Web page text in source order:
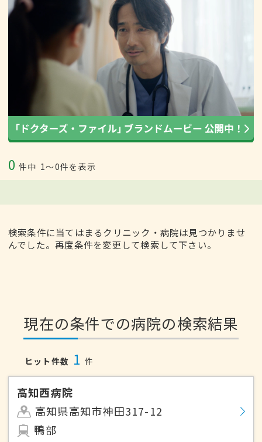
0 件中 1〜0件を表示
検索条件に当てはまるクリニック・病院は見つかりませ
んでした。再度条件を変更して検索して下さい。
現在の条件での病院の検索結果
ヒット件数 1 件
高知西病院
高知県高知市神田317-12
鴨部